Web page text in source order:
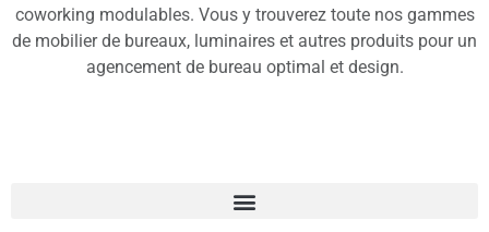
coworking modulables. Vous y trouverez toute nos gammes
de mobilier de bureaux, luminaires et autres produits pour un
agencement de bureau optimal et design.